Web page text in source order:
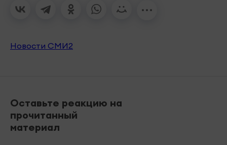
Новости СМИ2
Оставьте реакцию на
прочитанный
материал